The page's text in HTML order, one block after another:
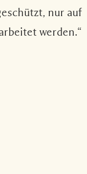
nur auf
werden.“